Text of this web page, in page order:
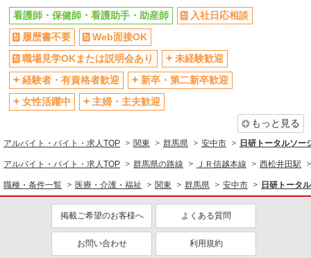
派遣社員
株式会社kotrio /●TK-H-2014370
≪磯部駅≫年齢不問！０からスタートでも活躍
できる看護助手♪
時給1500円〜2125円 ＜日払い有/週払い有/交
通費全支給(ガソリン代含む)＞
キープ 詳細を見る
派遣社員
株式会社kotrio /●TK-H-1901965
磯部駅＊医療現場を支える看護助手＊嬉しい高
時給1500円〜2125円 ＜日払い有/週払い有/交
通費全支給(ガソリン代含む)＞
社会保険あり
社割・特典あり
研修制度あり
同じ職種から求人を探す
医療・介護・福祉
看護師・保健師・看護助手・助産師
同じ特徴から求人を探す
未経験歓迎
ミドル（40代～）活躍中
交通費支給
社会保険あり
看護師・保健師・看護助手・助産師
入社日応相談
履歴書不要
Web面接OK
職場見学OKまたは説明会あり
未経験歓迎
経験者・有資格者歓迎
新卒・第二新卒歓迎
女性活躍中
主婦・主夫歓迎
もっと見る
アルバイト・バイト・求人TOP 関東 群馬県 安中市 日研トータルソ
アルバイト・バイト・求人TOP 群馬県の路線 ＪＲ信越本線 西松井田駅
職種・条件一覧 医療・介護・福祉 関東 群馬県 安中市 日研トータ
掲載ご希望のお客様へ よくある質問
お問い合わせ 利用規約